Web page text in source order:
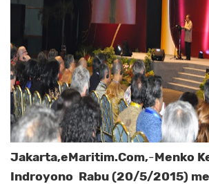
Jakarta,eMaritim.Com,-Menko
Indroyono Rabu (20/5/2015)